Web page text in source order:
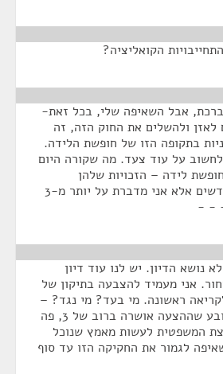
הקואליציה?
אבל השאיפה שלי, בכל זאת-
ולהשלים את החוק הזה, זה
בתקופה הזו של חופשת הלידה.
על עוד צעד. מה שקורה היום
לידה – הזכויות שלהן
הפנסיוניות לא ל- 3 חודשים אלא אני מדברת על יותר מ-3
- - -
נושא הדיון. יש לנו עוד דיון
אני מעמיד להצבעה בתיקון של
לקריאה ראשונה. מי בעד? מי נגד? –
אין. אין נמנעים. אני קובע שההצעה אושרה ברוב של 3, פה
המשפטית לעשות מאמץ שנוכל
לגמור את החקיקה הזו עד סוף